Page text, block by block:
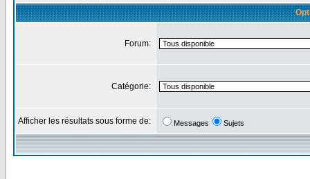
Forum:
Catégorie:
Afficher les résultats sous forme de: Messages Sujets